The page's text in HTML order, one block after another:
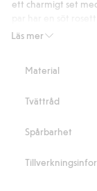
Läs mer
ett charmigt set
utrustade med
Made with organic
Material
Tvättråd
Spårbarhet